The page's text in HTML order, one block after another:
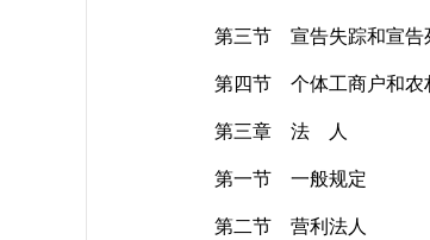
第三节 宣告失踪和宣告
第四节 个体工商户和农
第三章 法 人
第一节 一般规定
第二节 营利法人